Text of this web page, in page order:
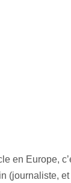
en Europe,
(journaliste,